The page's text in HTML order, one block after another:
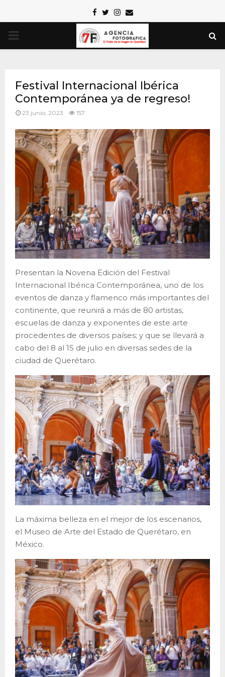
Facebook
TwitterInstagram
Email
PRIMARY
Festival Internacional Ibérica
Contemporánea ya de regreso!
23 junio, 2023 157
Presentan la Novena Edición del Festival
Internacional Ibérica Contemporánea, uno de los
eventos de danza y flamenco más importantes del
continente, que reunirá a más de 80 artistas,
escuelas de danza y exponentes de este arte
procedentes de diversos países; y que se llevará a
cabo del 8 al 15 de julio en diversas sedes de la
ciudad de Querétaro.
La máxima belleza en el mejor de los escenarios,
el Museo de Arte del Estado de Querétaro, en
México.